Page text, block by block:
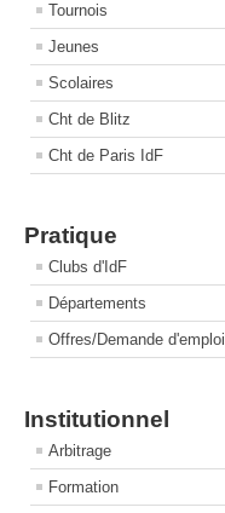
Tournois
Jeunes
Scolaires
Cht de Blitz
Cht de Paris IdF
Pratique
Clubs d'IdF
Départements
Offres/Demande d'emploi
Institutionnel
Arbitrage
Formation